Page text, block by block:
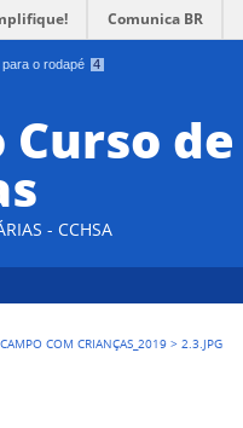
para o rodapé 4
Comunica BR
de
- CCHSA
COM CRIANÇAS_2019 >2.3.JPG